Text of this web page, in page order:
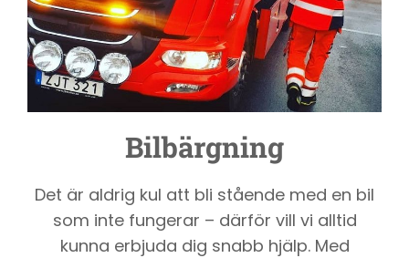
Bilbärgning
Det är aldrig kul att bli stående med en bil
som inte fungerar – därför vill vi alltid
kunna erbjuda dig snabb hjälp. Med